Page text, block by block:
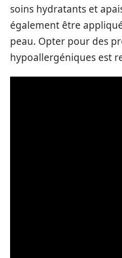
soins hydratants et
également être
peau. Opter pour des
hypoallergéniques est